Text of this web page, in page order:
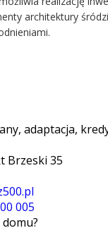
architektury
adaptacja,
Brzeski 35
005